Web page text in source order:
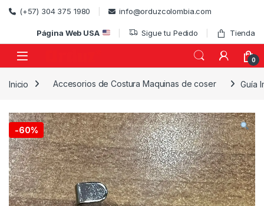
Skip to navigation
Skip to content
(+57) 304 375 1980 info@orduzcolombia.com
Página Web USA Sigue tu Pedido Tienda
0
Inicio Accesorios de Costura Maquinas de coser Guía
-60%